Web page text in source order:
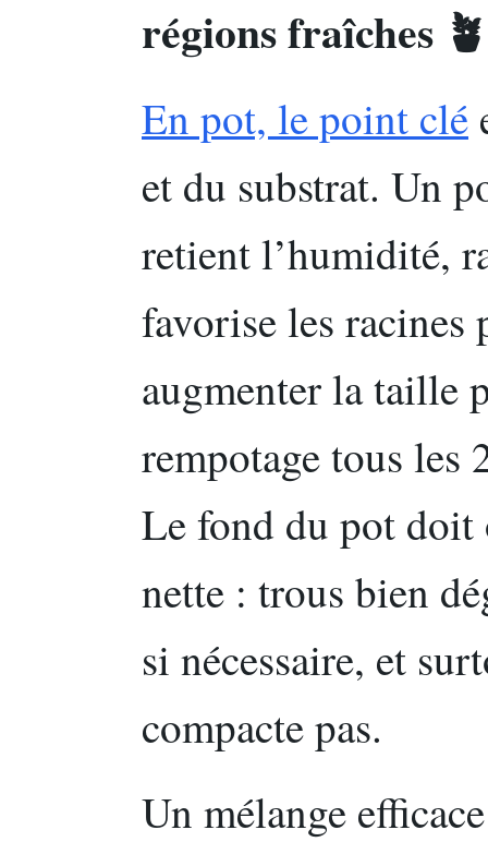
régions fraîches 🪴
En pot, le point clé
et du substrat. Un
retient l’humidité,
favorise les racines
augmenter la taille
rempotage tous les
Le fond du pot
nette : trous bien
si nécessaire, et
compacte pas.
Un mélange